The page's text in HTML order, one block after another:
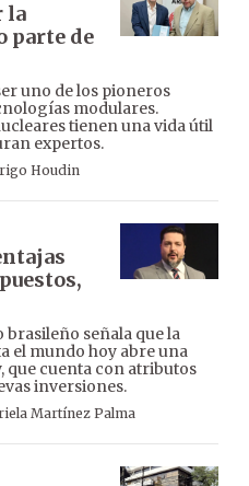
la
parte de
uno de los pioneros
modulares.
tienen una vida útil
expertos.
Houdin
brasileño señala que la
el mundo hoy abre una
que cuenta con atributos
inversiones.
Martínez Palma